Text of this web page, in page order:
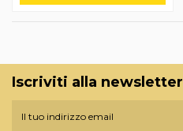
Iscriviti alla newsletter